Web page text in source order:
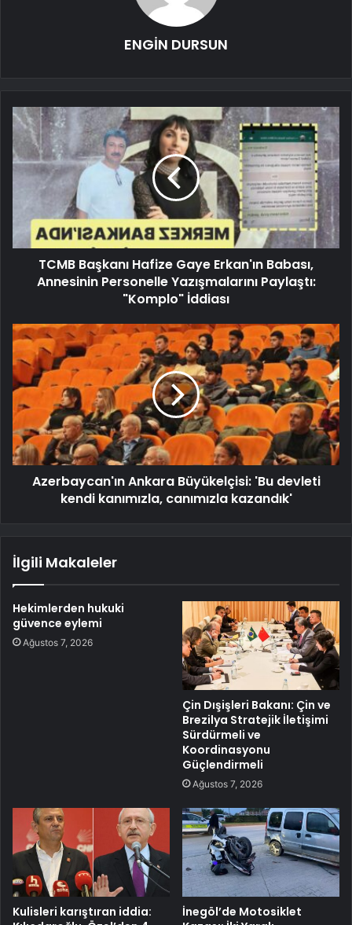
ENGİN DURSUN
TCMB Başkanı Hafize Gaye Erkan'ın Babası,
Annesinin Personelle Yazışmalarını Paylaştı:
"Komplo" İddiası
Azerbaycan'ın Ankara Büyükelçisi: 'Bu devleti
kendi kanımızla, canımızla kazandık'
İlgili Makaleler
Hekimlerden hukuki
güvence eylemi
Ağustos 7, 2026
Çin Dışişleri Bakanı: Çin ve
Brezilya Stratejik İletişimi
Sürdürmeli ve
Koordinasyonu
Güçlendirmeli
Ağustos 7, 2026
Kulisleri karıştıran iddia:
İnegöl’de Motosiklet